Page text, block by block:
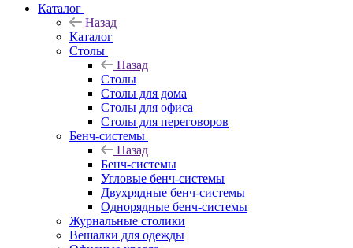
Каталог
Назад
Каталог
Столы
Назад
Столы
Столы для дома
Столы для офиса
Столы для переговоров
Бенч-системы
Назад
Бенч-системы
Угловые бенч-системы
Двухрядные бенч-системы
Однорядные бенч-системы
Журнальные столики
Вешалки для одежды